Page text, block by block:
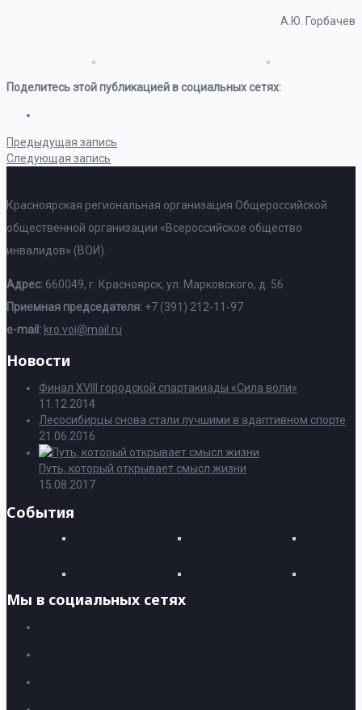
А.Ю. Горбачев
Поделитесь этой публикацией в социальных сетях:
Предыдущая запись
Следующая запись
Красноярская региональная организация Общероссийской
общественной организации «Всероссийское общество
инвалидов» (ВОИ).
Адрес: 660049, г. Красноярск, ул. Марковского, д. 56
Приемная председателя: +7 (391) 212-11-97
e-mail: kro.voi@mail.ru
Новости
Финал XVIII городской спартакиады «Сила воли»
11.12.2014
Лесосибирцы снова стали лучшими в адаптивном спорте
21.06.2016
Путь, который открывает смысл жизни
15.08.2017
События
Мы в социальных сетях